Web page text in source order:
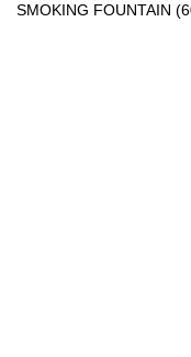
SMOKING FOUNTAIN